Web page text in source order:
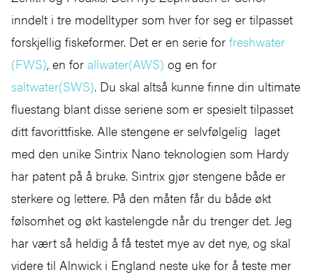
inndelt i tre modelltyper som hver for seg er tilpasset
forskjellig fiskeformer. Det er en serie for freshwater
(FWS), en for allwater(AWS) og en for
saltwater(SWS). Du skal altså kunne finne din ultimate
fluestang blant disse seriene som er spesielt tilpasset
ditt favorittfiske. Alle stengene er selvfølgelig laget
med den unike Sintrix Nano teknologien som Hardy
har patent på å bruke. Sintrix gjør stengene både er
sterkere og lettere. På den måten får du både økt
følsomhet og økt kastelengde når du trenger det. Jeg
har vært så heldig å få testet mye av det nye, og skal
videre til Alnwick i England neste uke for å teste mer